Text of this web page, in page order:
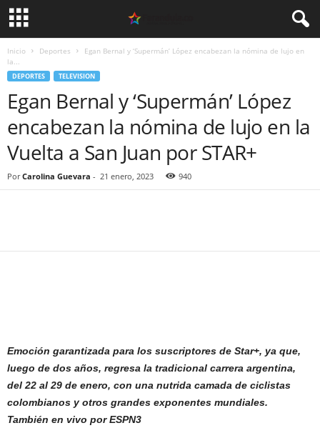
Inicio Deportes
Egan Bernal y ‘Supermán’ López encabezan la nómina de lujo en
la...
DEPORTES TELEVISION
Egan Bernal y ‘Supermán’ López
encabezan la nómina de lujo en la
Vuelta a San Juan por STAR+
Por Carolina Guevara - 21 enero, 2023 940
Emoción garantizada para los suscriptores de Star+, ya que,
luego de dos años, regresa la tradicional carrera argentina,
del 22 al 29 de enero, con una nutrida camada de ciclistas
colombianos y otros grandes exponentes mundiales.
También en vivo por ESPN3